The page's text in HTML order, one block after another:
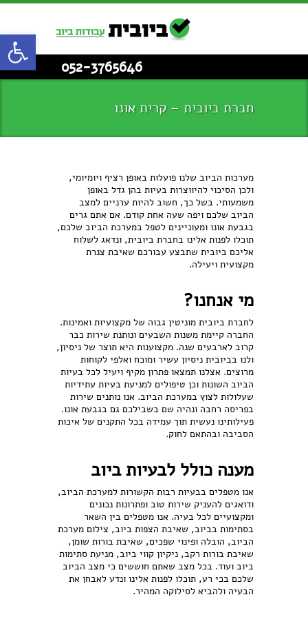
052-3765646
חברת ביובית – קרית אונו
מערכות הביוב שלנו פועלות באופן רציף ויומיומי,
ולכן הסיכוי להיווצרות בעיות בהן גדל באופן
משמעותי. בשל כך, חשוב להיות ערניים למצב
הביוב שלכם ויפה שעה אחת קודם. אם אתם גרים
בגבעת אונו ומעוניינים לטפל במערכת הביוב שלכם,
תוכלו לפנות אלינו בחברת ביובית, ונדאג לשלוח
אליכם ביובית שתבצע עבורכם שאיבת צנרת
מקצועית ויעילה.
מי אנחנו?
לחברת ביובית מוניטין גבוה של מקצועיות ואמינות.
החברה קיימת משנות השבעים ונותנת שירות כבר
קרוב לארבעים שנה. מקצוענות היא תוצר של ניסיון,
ולנו בביובית ניסיון עשיר ומוכח ואלפי לקוחות
מרוצים. אצלנו תמצאו פתרון מקיף ויעיל לכל בעיות
הביוב השונות וכן טיפולים למניעת בעיות עתידיות
שעלולות לצוץ במערכת הביוב. אנו נותנים שירות
בפריסה רחבה ונהיה שם בשבילכם גם בגבעת אונו.
פעילותינו נעשית תוך עמידה בכל התקנים של איכות
הסביבה ובהתאם לחוק.
מענה כולל לבעיות ביוב
אנו מטפלים בבעיות רבות הקשורות למערכת הביוב,
ודואגים להעניק שירות טוב ופתרונות נכונים
ומקצועיים לכל בעיה. אנו מטפלים בין השאר
בסתימות בביוב, שאיבת הצפות ביוב, צילום מערכת
הביוב, הובלה ופינוי שפכים, שאיבת בורות שומן,
שאיבת בורות רקב, ניקיון קווי ביוב, מניעת סתימות
ביוב ועוד. בכל מצב שאתם חוששים כי מצב הביוב
שלכם בכי רע, תוכלו לפנות אלינו ונדע לאבחן את
הבעיה ולהביא לסילוקה המהיר.
פתח